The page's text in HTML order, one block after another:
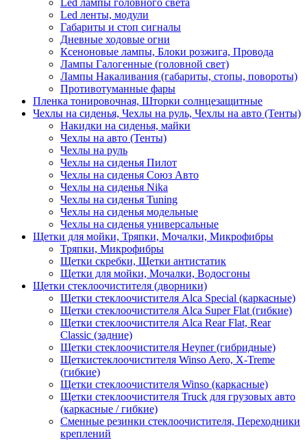
Led лампы головного света
Led ленты, модули
Габариты и стоп сигналы
Дневные ходовые огни
Ксеноновые лампы, Блоки розжига, Провода
Лампы Галогенные (головной свет)
Лампы Накаливания (габариты, стопы, повороты)
Противотуманные фары
Пленка тонировочная, Шторки солнцезащитные
Чехлы на сиденья, Чехлы на руль, Чехлы на авто (Тенты)
Накидки на сиденья, майки
Чехлы на авто (Тенты)
Чехлы на руль
Чехлы на сиденья Пилот
Чехлы на сиденья Союз Авто
Чехлы на сиденья Nika
Чехлы на сиденья Tuning
Чехлы на сиденья модельные
Чехлы на сиденья универсальные
Щетки для мойки, Тряпки, Мочалки, Микрофибры
Тряпки, Микрофибры
Щетки скребки, Щетки антистатик
Щетки для мойки, Мочалки, Водосгоны
Щетки стеклоочистителя (дворники)
Щетки стеклоочистителя Alca Special (каркасные)
Щетки стеклоочистителя Alca Super Flat (гибкие)
Щетки стеклоочистителя Alca Rear Flat, Rear
Classic (задние)
Щетки стеклоочистителя Heyner (гибридные)
Щеткистеклоочистителя Winso Aero, X-Treme
(гибкие)
Щетки стеклоочистителя Winso (каркасные)
Щетки стеклоочистителя Truck для грузовых авто
(каркасные / гибкие)
Сменные резинки стеклоочистителя, Переходники
креплений